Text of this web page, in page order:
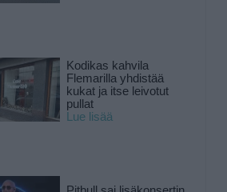
Kodikas kahvila
Flemarilla yhdistää
kukat ja itse leivotut
pullat
Lue lisää